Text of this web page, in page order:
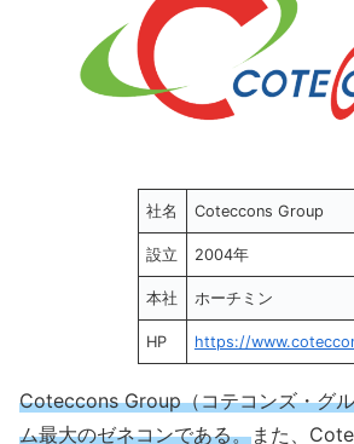
社名 Coteccons Group
設立 2004年
本社 ホーチミン
HP https://
Coteccons Group（コテコンズ・グ
ム最大のゼネコンである。また、